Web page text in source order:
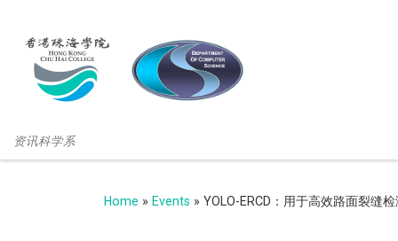
资讯科学系
Home » Events » YOLO-ERCD：用于高效路面裂缝